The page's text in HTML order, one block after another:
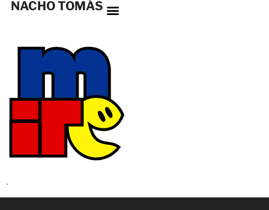
NACHO TOMÁS
.